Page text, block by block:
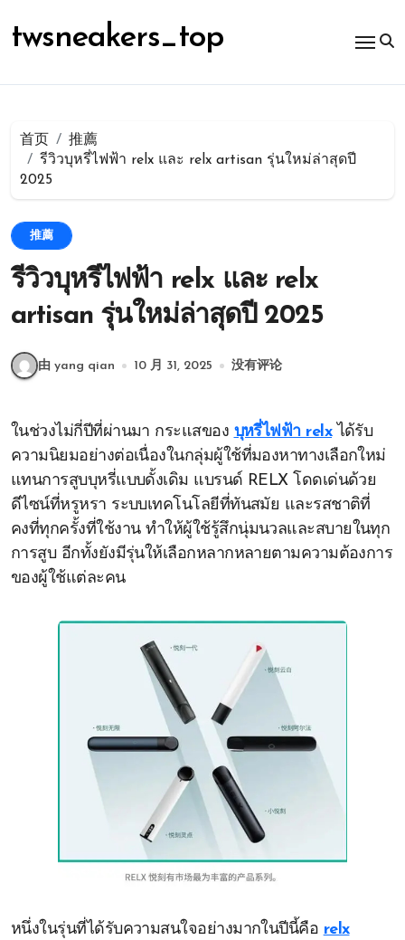
容
twsneakers_top
首页
推薦
รีวิวบุหรี่ไฟฟ้า relx และ relx artisan รุ่นใหม่ล่าสุดปี
2025
推薦
รีวิวบุหรี่ไฟฟ้า relx และ relx
artisan รุ่นใหม่ล่าสุดปี 2025
由 yang qian 10 月 31, 2025 没有评论
ในช่วงไม่กี่ปีที่ผ่านมา กระแสของ บุหรี่ไฟฟ้า relxได้รับ
ความนิยมอย่างต่อเนื่องในกลุ่มผู้ใช้ที่มองหาทางเลือกใหม่
แทนการสูบบุหรี่แบบดั้งเดิม แบรนด์ RELX โดดเด่นด้วย
ดีไซน์ที่หรูหรา ระบบเทคโนโลยีที่ทันสมัย และรสชาติที่
คงที่ทุกครั้งที่ใช้งาน ทำให้ผู้ใช้รู้สึกนุ่มนวลและสบายในทุก
การสูบ อีกทั้งยังมีรุ่นให้เลือกหลากหลายตามความต้องการ
ของผู้ใช้แต่ละคน
หนึ่งในรุ่นที่ได้รับความสนใจอย่างมากในปีนี้คือ relx